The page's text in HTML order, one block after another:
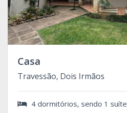
Casa
Travessão, Dois Irmãos
4 dormitórios, sendo 1 suíte